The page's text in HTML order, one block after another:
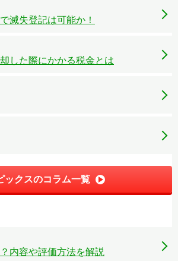
滅失登記は可能か！
した際にかかる税金とは
ックスのコラム一覧
内容や評価方法を解説